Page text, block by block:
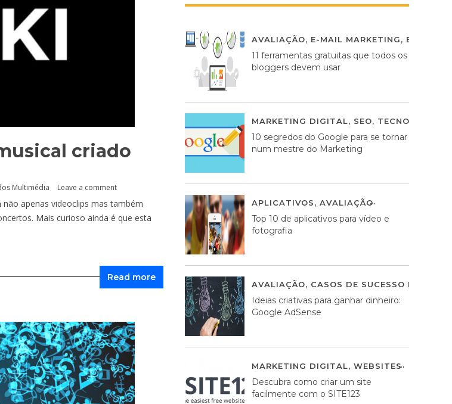
criado
Multimédia Leave a comment
apenas videoclips mas também
Mais curioso ainda é que esta
Read more
AVALIAÇÃO, E-MAIL MARKETING,
11 ferramentas gratuitas que todos os
bloggers devem usar
MARKETING DIGITAL, SEO, TECNOLOGIA
10 segredos do Google para se tornar
num mestre do Marketing
APLICATIVOS, AVALIAÇÃO
Top 10 de aplicativos para vídeo e
fotografia
AVALIAÇÃO, CASOS DE SUCESSO DE
Ideias criativas para ganhar dinheiro:
Google AdSense
MARKETING DIGITAL, WEBSITES
Descubra como criar um site
facilmente com o SITE123